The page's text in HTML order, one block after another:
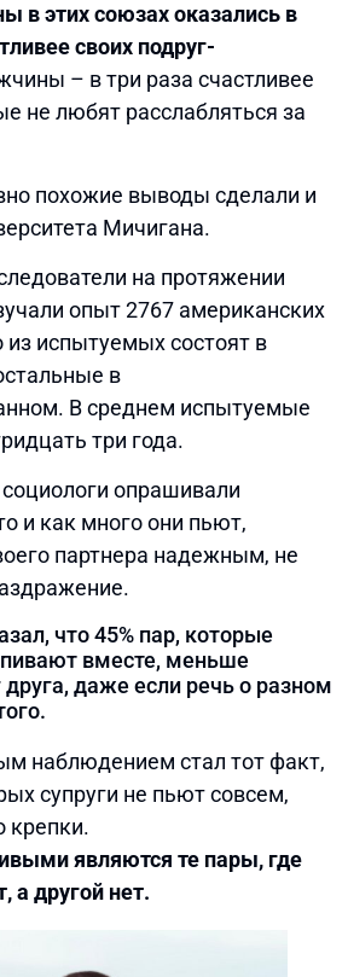
в этих союзах оказались в
своих подруг-
– в три раза счастливее
не любят расслабляться за
похожие выводы сделали и
Мичигана.
на протяжении
опыт 2767 американских
испытуемых состоят в
в
В среднем испытуемые
три года.
опрашивали
и как много они пьют,
партнера надежным, не
что 45% пар, которые
вместе, меньше
даже если речь о разном
наблюдением стал тот факт,
супруги не пьют совсем,
крепки.
являются те пары, где
а другой нет.